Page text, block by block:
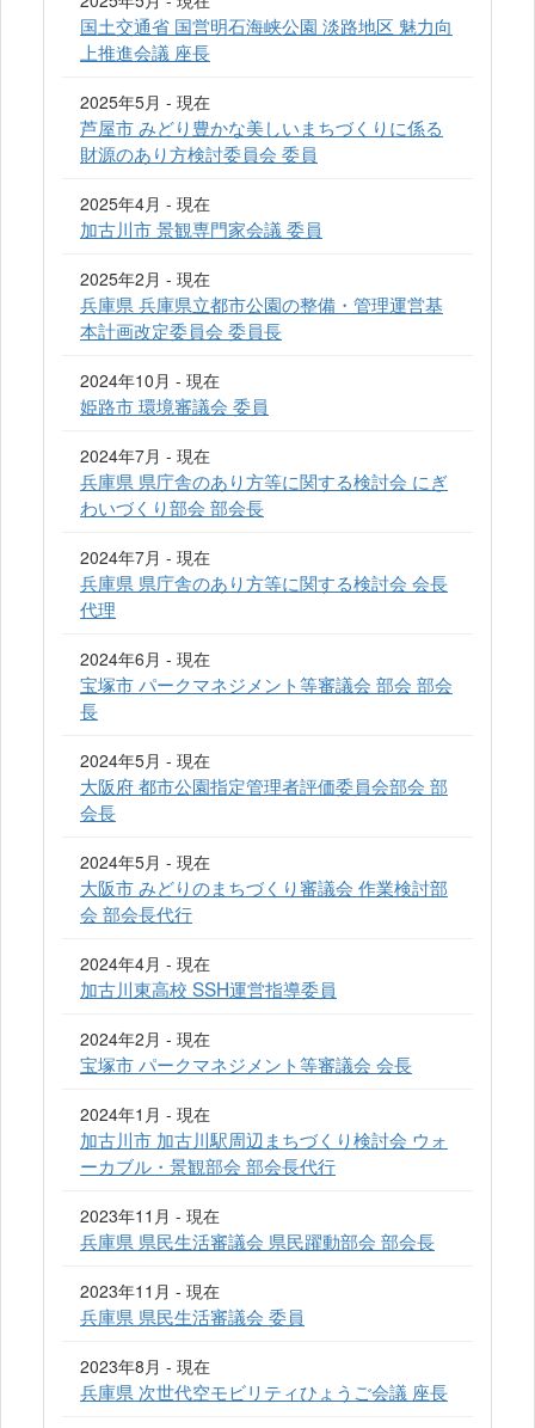
国土交通省 国営明石海峡公園 淡路地区 魅力向
上推進会議 座長
2025年5月 - 現在
芦屋市 みどり豊かな美しいまちづくりに係る
財源のあり方検討委員会 委員
2025年4月 - 現在
加古川市 景観専門家会議 委員
2025年2月 - 現在
兵庫県 兵庫県立都市公園の整備・管理運営基
本計画改定委員会 委員長
2024年10月 - 現在
姫路市 環境審議会 委員
2024年7月 - 現在
兵庫県 県庁舎のあり方等に関する検討会 にぎ
わいづくり部会 部会長
2024年7月 - 現在
兵庫県 県庁舎のあり方等に関する検討会 会長
代理
2024年6月 - 現在
宝塚市 パークマネジメント等審議会 部会 部会
長
2024年5月 - 現在
大阪府 都市公園指定管理者評価委員会部会 部
会長
2024年5月 - 現在
大阪市 みどりのまちづくり審議会 作業検討部
会 部会長代行
2024年4月 - 現在
加古川東高校 SSH運営指導委員
2024年2月 - 現在
宝塚市 パークマネジメント等審議会 会長
2024年1月 - 現在
加古川市 加古川駅周辺まちづくり検討会 ウォ
ーカブル・景観部会 部会長代行
2023年11月 - 現在
兵庫県 県民生活審議会 県民躍動部会 部会長
2023年11月 - 現在
兵庫県 県民生活審議会 委員
2023年8月 - 現在
兵庫県 次世代空モビリティひょうご会議 座長